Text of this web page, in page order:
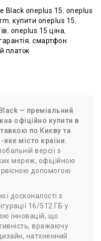
Black oneplus 15, oneplus
, купити oneplus 15,
, oneplus 15 ціна,
, смартфон
платіж
— преміальний
офіційно купити в
по Києву та
місто країни.
версії з
мереж, офіційною
допомогою
досконалості з
16/512 ГБ у
інновацій, що
вражаючу
натхненний